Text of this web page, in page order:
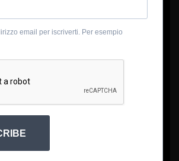
email per iscriverti. Per esempio